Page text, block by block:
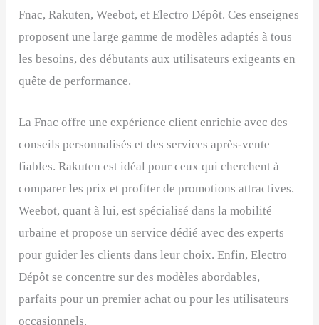
Fnac, Rakuten, Weebot, et Electro Dépôt. Ces enseignes
proposent une large gamme de modèles adaptés à tous
les besoins, des débutants aux utilisateurs exigeants en
quête de performance.
La Fnac offre une expérience client enrichie avec des
conseils personnalisés et des services après-vente
fiables. Rakuten est idéal pour ceux qui cherchent à
comparer les prix et profiter de promotions attractives.
Weebot, quant à lui, est spécialisé dans la mobilité
urbaine et propose un service dédié avec des experts
pour guider les clients dans leur choix. Enfin, Electro
Dépôt se concentre sur des modèles abordables,
parfaits pour un premier achat ou pour les utilisateurs
occasionnels.